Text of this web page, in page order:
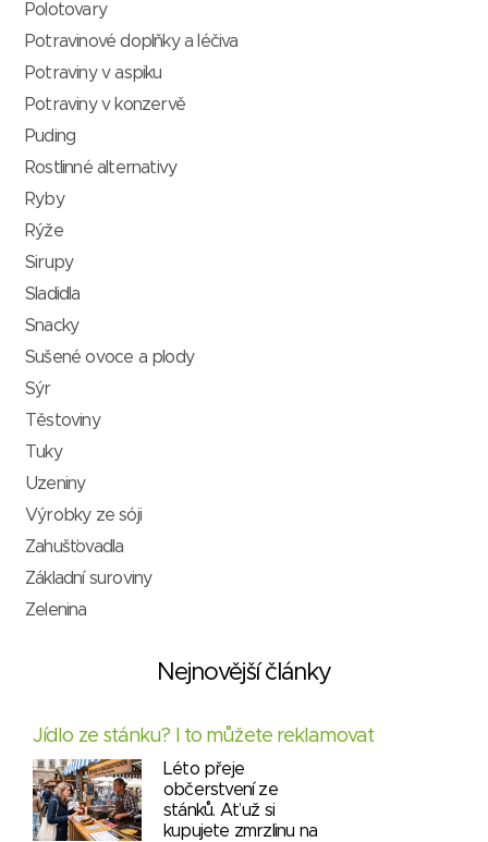
Polotovary
Potravinové doplňky a léčiva
Potraviny v aspiku
Potraviny v konzervě
Puding
Rostlinné alternativy
Ryby
Rýže
Sirupy
Sladidla
Snacky
Sušené ovoce a plody
Sýr
Těstoviny
Tuky
Uzeniny
Výrobky ze sóji
Zahušťovadla
Základní suroviny
Zelenina
Nejnovější články
Jídlo ze stánku? I to můžete reklamovat
Léto přeje
občerstvení ze
stánků. Ať už si
kupujete zmrzlinu na